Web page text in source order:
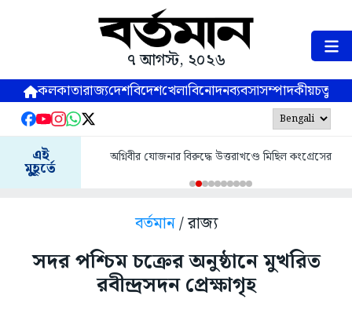
৭ আগস্ট, ২০২৬
কলকাতারাজ্যদেশবিদেশখেলাবিনোদনব্যবসাসম্পাদকীয়
এই
মুহূর্তে
অগ্নিবীর যোজনার বিরুদ্ধে উত্তরাখণ্ডে মিছিল কংগ্রেসের
বর্তমান/ রাজ্য
সদর পশ্চিম চক্রের অনুষ্ঠানে মুখরিত
রবীন্দ্রসদন প্রেক্ষাগৃহ